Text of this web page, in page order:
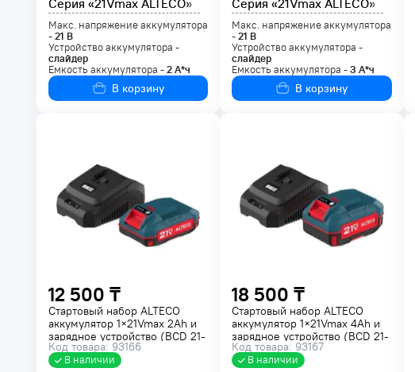
Серия «21Vmax ALTECO»
Макс. напряжение аккумулятора
-21 В
Устройство аккумулятора -
слайдер
Емкость аккумулятора -2А*ч
В корзину
Серия «21Vmax ALTECO»
Макс. напряжение аккумулятора
-21 В
Устройство аккумулятора -
слайдер
Емкость аккумулятора -3 А*ч
В корзину
12 500 ₸
Стартовый набор ALTECO
аккумулятор 1×21Vmax 2Ah и
зарядное устройство (BCD 21-
20 Li + BC 21-40 QF)
Код товара: 93166
В наличии
18 500 ₸
Стартовый набор ALTECO
аккумулятор 1×21Vmax 4Ah и
зарядное устройство (BCD 21-
40 Li + BC 21-40 QF)
Код товара: 93167
В наличии